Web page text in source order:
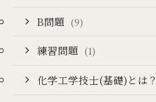
B問題 (9)
練習問題 (1)
化学工学技士(基礎)とは？